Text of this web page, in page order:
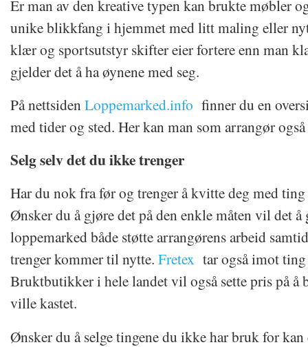
Er man av den kreative typen kan brukte møbler
unike blikkfang i hjemmet med litt maling eller
klær og sportsutstyr skifter eier fortere enn man
gjelder det å ha øynene med seg.
På nettsiden Loppemarked.info finner du en
med tider og sted. Her kan man som arrangør
Selg selv det du ikke trenger
Har du nok fra før og trenger å kvitte deg med
Ønsker du å gjøre det på den enkle måten vil det
loppemarked både støtte arrangørens arbeid
trenger kommer til nytte. Fretex tar også imot
Bruktbutikker i hele landet vil også sette pris på
ville kastet.
Ønsker du å selge tingene du ikke har bruk for